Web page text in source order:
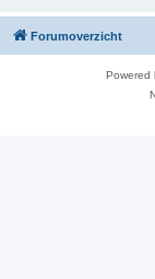
Forumoverzicht
Powered